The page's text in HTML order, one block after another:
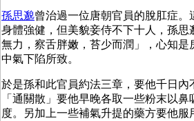
孫思邈曾治過一位唐朝官員的脫肛症。
身體強健，但美貌妾侍不下十人，孫思
無力，察舌胖嫩，苔少而潤」，心知是
中氣下陷所致。
於是孫和此官員約法三章，要他千日內
「通關散」要他早晚各取一些粉末以
度。另加上一些補氣升提的藥方要他服